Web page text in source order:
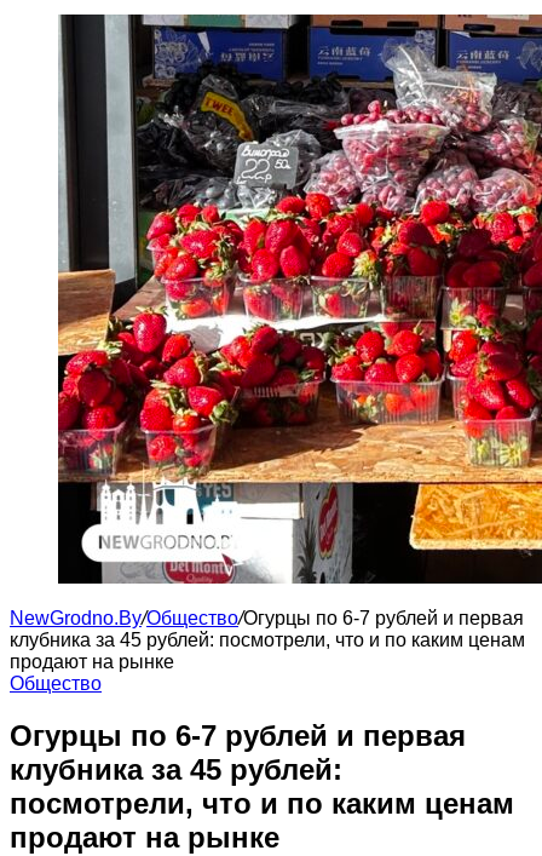
NewGrodno.By/Общество/Огурцы по 6-7 рублей и первая
клубника за 45 рублей: посмотрели, что и по каким ценам
продают на рынке
Общество
Огурцы по 6-7 рублей и первая
клубника за 45 рублей:
посмотрели, что и по каким ценам
продают на рынке